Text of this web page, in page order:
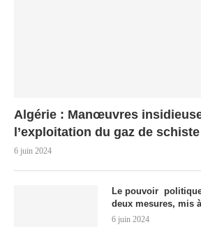
Algérie : Manœuvres
l’exploitation du gaz de
6 juin 2024
Le pouvoir
deux mesures, mis
6 juin 2024